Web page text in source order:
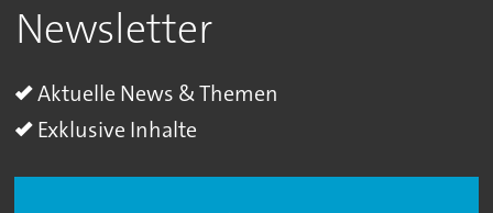
Newsletter
Aktuelle News & Themen
Exklusive Inhalte